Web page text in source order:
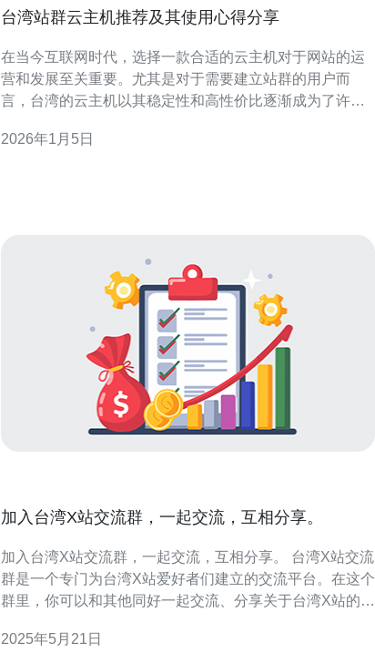
台湾站群云主机推荐及其使用心得分享
在当今互联网时代，选择一款合适的云主机对于网站的运
营和发展至关重要。尤其是对于需要建立站群的用户而
言，台湾的云主机以其稳定性和高性价比逐渐成为了许多
分享使用心得，帮助大家更好地选择适合自己的云主机。
2026年1月5日
加入台湾X站交流群，一起交流，互相分享。
加入台湾X站交流群，一起交流，互相分享。 台湾X站交流
群是一个专门为台湾X站爱好者们建立的交流平台。在这个
群里，你可以和其他同好一起交流、分享关于台湾X站的各
里找到有趣的话题和热心的朋友。 要加入台湾X站交流群
2025年5月21日